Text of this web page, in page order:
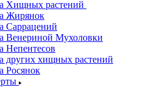
Хищных растений
Жирянок
Саррацений
Венериной Мухоловки
Непентесов
других хищных растений
Росянок